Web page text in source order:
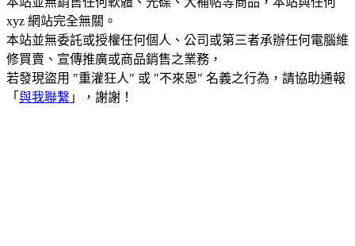
xyz 網站完全無關。
本站並無委託或授權任何個人、公司或第三者承辦任何電腦維
修買賣、宣傳推廣或商品銷售之業務，
若發現盜用 "重灌狂人" 或 "不來恩" 名義之行為，請協助通報
「 與我聯繫 」，謝謝！